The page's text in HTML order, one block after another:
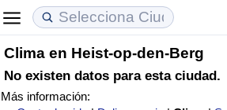
Clima en Heist-op-den-Berg
No existen datos para esta ciudad.
Más información:
Coste de vida
Índice de Costo de Vida (Actual)
Precios de las propiedades
Índice de Precios de Inmuebles
Calidad de Vida
Índice de Calidad de Vida